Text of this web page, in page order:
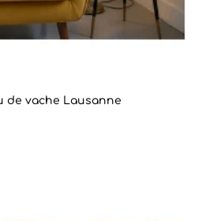
de vache Lausanne